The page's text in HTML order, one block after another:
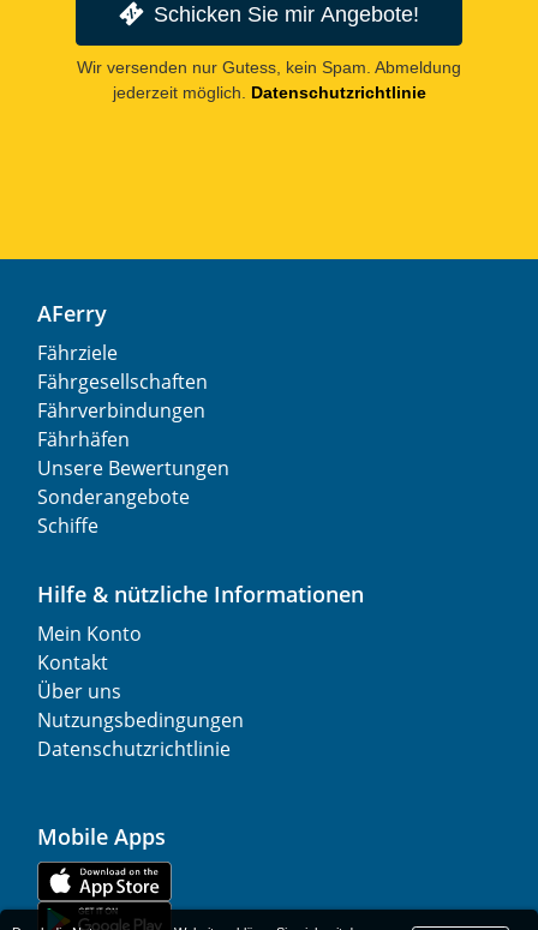
Schicken Sie mir Angebote!
Wir versenden nur Gutess, kein Spam. Abmeldung
jederzeit möglich.
Datenschutzrichtlinie
AFerry
Fährziele
Fährgesellschaften
Fährverbindungen
Fährhäfen
Unsere Bewertungen
Sonderangebote
Schiffe
Hilfe & nützliche Informationen
Mein Konto
Kontakt
Über uns
Nutzungsbedingungen
Datenschutzrichtlinie
Mobile Apps